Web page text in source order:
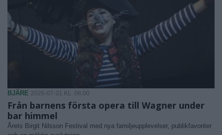
BJÄRE 2026-07-31 KL. 06:00
Från barnens första opera till Wagner under
bar himmel
Årets Birgit Nilsson Festival med nya familjeupplevelser, publikfavoriter